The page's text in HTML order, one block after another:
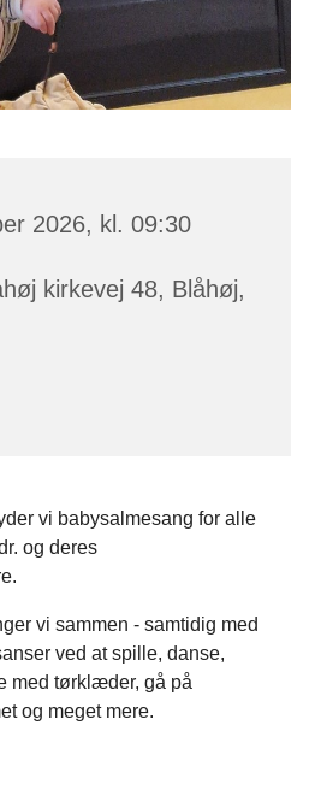
2026, kl. 09:30
kirkevej 48, Blåhøj,
vi babysalmesang for alle
og deres
vi sammen - samtidig med
ved at spille, danse,
med tørklæder, gå på
og meget mere.